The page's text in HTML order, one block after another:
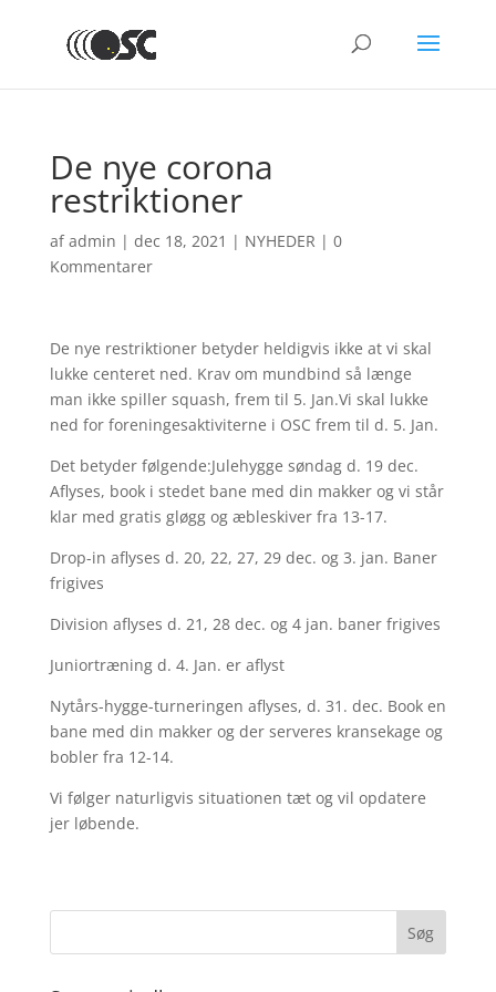
De nye corona
restriktioner
afadmin | dec 18, 2021 | NYHEDER | 0
Kommentarer
De nye restriktioner betyder heldigvis ikke at vi skal
lukke centeret ned. Krav om mundbind så længe
man ikke spiller squash, frem til 5. Jan.Vi skal lukke
ned for foreningesaktiviterne i OSC frem til d. 5. Jan.
Det betyder følgende:Julehygge søndag d. 19 dec.
Aflyses, book i stedet bane med din makker og vi står
klar med gratis gløgg og æbleskiver fra 13-17.
Drop-in aflyses d. 20, 22, 27, 29 dec. og 3. jan. Baner
frigives
Division aflyses d. 21, 28 dec. og 4 jan. baner frigives
Juniortræning d. 4. Jan. er aflyst
Nytårs-hygge-turneringen aflyses, d. 31. dec. Book en
bane med din makker og der serveres kransekage og
bobler fra 12-14.
Vi følger naturligvis situationen tæt og vil opdatere
jer løbende.